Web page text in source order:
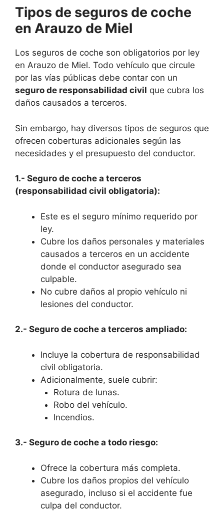
Tipos de seguros de coche
en Arauzo de Miel
Los seguros de coche son obligatorios por ley
en Arauzo de Miel. Todo vehículo que circule
por las vías públicas debe contar con un
seguro de responsabilidad civil que cubra los
daños causados a terceros.
Sin embargo, hay diversos tipos de seguros que
ofrecen coberturas adicionales según las
necesidades y el presupuesto del conductor.
1.- Seguro de coche a terceros
(responsabilidad civil obligatoria):
Este es el seguro mínimo requerido por
ley.
Cubre los daños personales y materiales
causados a terceros en un accidente
donde el conductor asegurado sea
culpable.
No cubre daños al propio vehículo ni
lesiones del conductor.
2.- Seguro de coche a terceros ampliado:
Incluye la cobertura de responsabilidad
civil obligatoria.
Adicionalmente, suele cubrir:
Rotura de lunas.
Robo del vehículo.
Incendios.
3.- Seguro de coche a todo riesgo:
Ofrece la cobertura más completa.
Cubre los daños propios del vehículo
asegurado, incluso si el accidente fue
culpa del conductor.